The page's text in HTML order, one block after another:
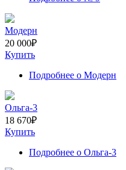
Модерн
20 000₽
Купить
Подробнее о Модерн
Ольга-3
18 670₽
Купить
Подробнее о Ольга-3